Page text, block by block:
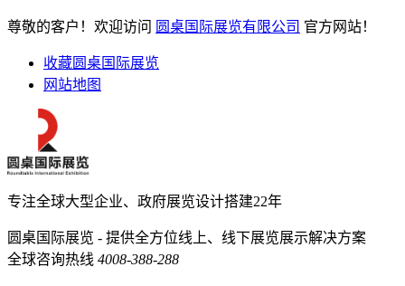
尊敬的客户！欢迎访问 圆桌国际展览有限公司 官方网站！
收藏圆桌国际展览
网站地图
专注全球大型企业、政府展览设计搭建22年
圆桌国际展览 - 提供全方位线上、线下展览展示解决方案
全球咨询热线 4008-388-288